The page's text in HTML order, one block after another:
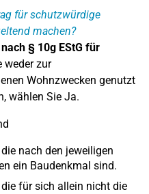
für schutzwürdige
machen?
§ 10g EStG für
weder zur
Wohnzwecken genutzt
wählen Sie Ja.
nach den jeweiligen
ein Baudenkmal sind.
die für sich allein nicht die